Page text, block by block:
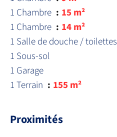
1 Chambre
15 m²
1 Chambre
14 m²
1 Salle de douche / toilettes
1 Sous-sol
1 Garage
1 Terrain
155 m²
Proximités